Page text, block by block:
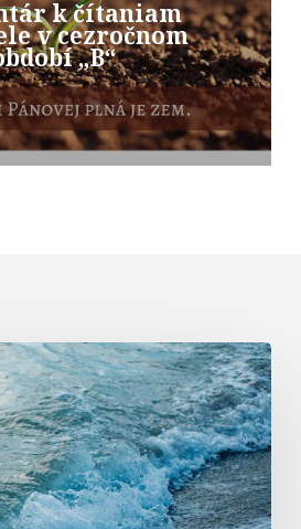
k čítaniam
v cezročnom
„B“